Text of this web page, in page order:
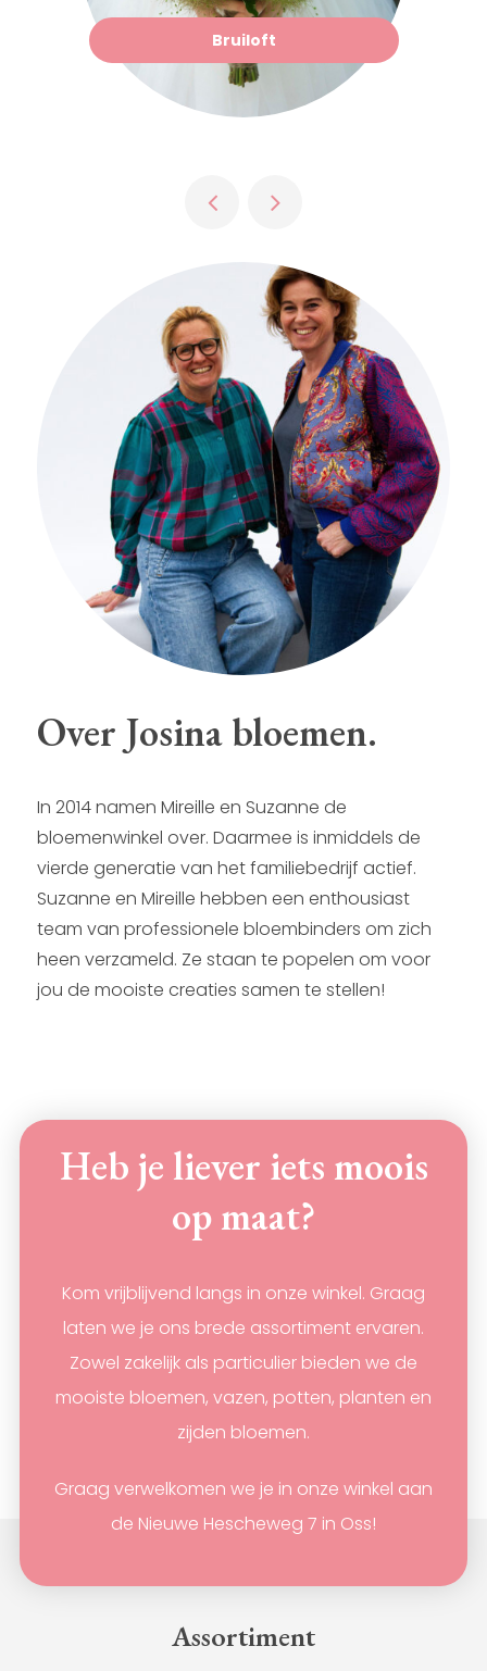
Bruiloft
Over Josina bloemen.
In 2014 namen Mireille en Suzanne de
bloemenwinkel over. Daarmee is inmiddels de
vierde generatie van het familiebedrijf actief.
Suzanne en Mireille hebben een enthousiast
team van professionele bloembinders om zich
heen verzameld. Ze staan te popelen om voor
jou de mooiste creaties samen te stellen!
Heb je liever iets moois
op maat?
Kom vrijblijvend langs in onze winkel. Graag
laten we je ons brede assortiment ervaren.
Zowel zakelijk als particulier bieden we de
mooiste bloemen, vazen, potten, planten en
zijden bloemen.
Graag verwelkomen we je in onze winkel aan
de Nieuwe Hescheweg 7 in Oss!
Assortiment